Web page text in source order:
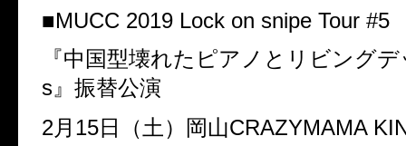
■MUCC 2019 Lock on snipe Tour #5
『中国型壊れたピアノとリビング
s 』振替公演
2月 15日（土）岡山CRAZYMAMA